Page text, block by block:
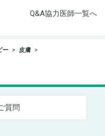
Q&A協力医師一覧へ
ー 皮膚
質問